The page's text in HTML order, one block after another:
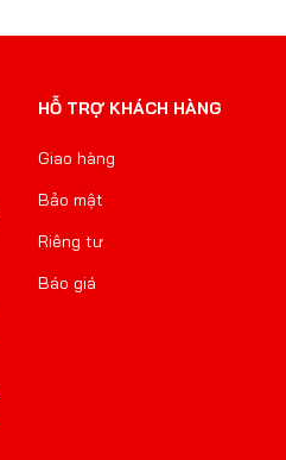
HỖ TRỢ KHÁCH HÀNG
Giao hàng
Bảo mật
Riêng tư
Báo giá